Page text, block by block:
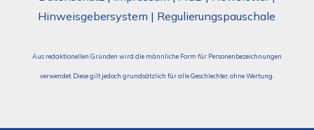
Hinweisgebersystem | Regulierungspauschale
Aus redaktionellen Gründen wird die männliche Form für Personenbezeichnungen
verwendet. Diese gilt jedoch grundsätzlich für alle Geschlechter, ohne Wertung.